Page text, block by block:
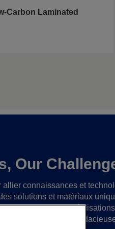
Carbon Laminated
Our
allier connaissances et
solutions et matériaux
fiablesen vue de
toujours plus